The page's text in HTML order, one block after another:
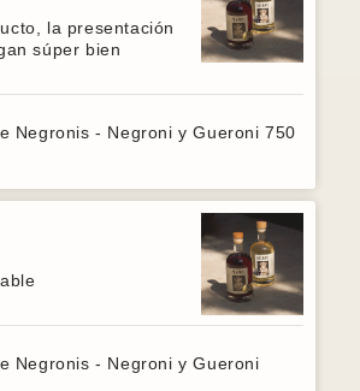
la presentación
súper bien
Negronis - Negroni y Gueroni 750
Negronis - Negroni y Gueroni